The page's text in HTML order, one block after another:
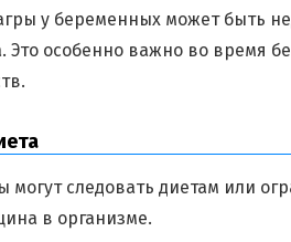
у беременных может быть
Это особенно важно во время
следовать диетам или
в организме.